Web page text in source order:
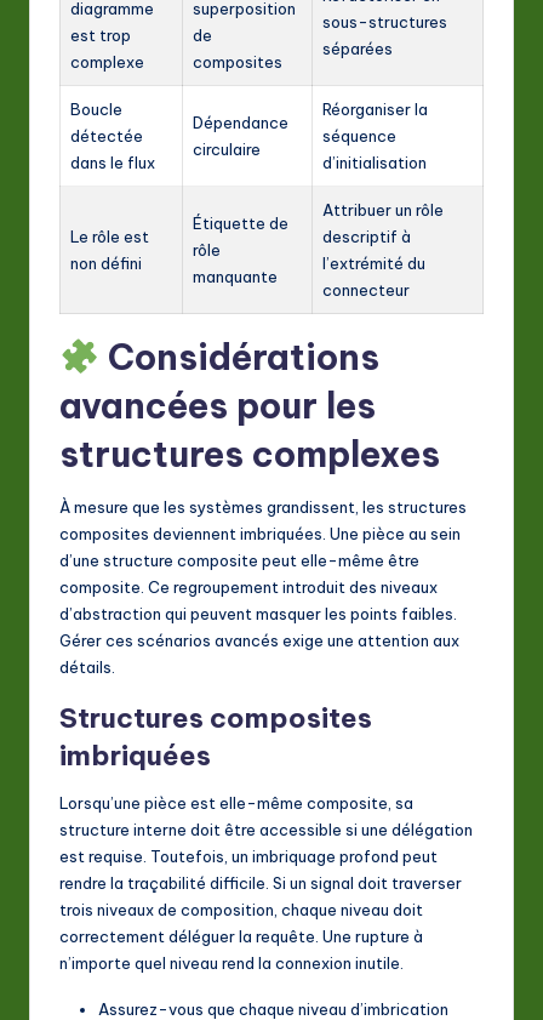
diagramme
est trop
complexe
superposition
de
composites
sous-structures
séparées
Boucle
détectée
dans le flux
Dépendance
circulaire
Réorganiser la
séquence
d’initialisation
Le rôle est
non défini
Étiquette de
rôle
manquante
Attribuer un rôle
descriptif à
l’extrémité du
connecteur
Considérations
avancées pour les
structures complexes
À mesure que les systèmes grandissent, les structures
composites deviennent imbriquées. Une pièce au sein
d’une structure composite peut elle-même être
composite. Ce regroupement introduit des niveaux
d’abstraction qui peuvent masquer les points faibles.
Gérer ces scénarios avancés exige une attention aux
détails.
Structures composites
imbriquées
Lorsqu’une pièce est elle-même composite, sa
structure interne doit être accessible si une délégation
est requise. Toutefois, un imbriquage profond peut
rendre la traçabilité difficile. Si un signal doit traverser
trois niveaux de composition, chaque niveau doit
correctement déléguer la requête. Une rupture à
n’importe quel niveau rend la connexion inutile.
Assurez-vous que chaque niveau d’imbrication